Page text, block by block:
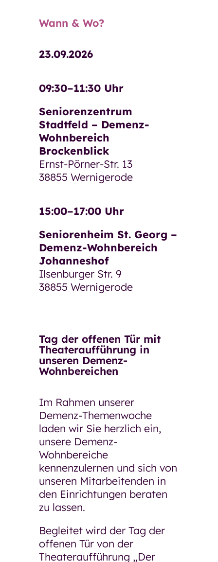
Kontaktformular
Über die GSW
Aufsichtsrat
Unsere Pläne für morgen
Ausschreibungen und
Bekanntmachungen
Arbeiten bei der GSW
Stellenangebote
Bewerbung
Ausbildung und Umschulung
Wann & Wo?
23.09.2026
09:30–11:30 Uhr
Seniorenzentrum
Stadtfeld – Demenz-
Wohnbereich
Brockenblick
Ernst-Pörner-Str. 13
38855 Wernigerode
15:00–17:00 Uhr
Seniorenheim St. Georg –
Demenz-Wohnbereich
Johanneshof
Ilsenburger Str. 9
38855 Wernigerode
Tag der offenen Tür mit
Theateraufführung in
unseren Demenz-
Wohnbereichen
Im Rahmen unserer
Demenz-Themenwoche
laden wir Sie herzlich ein,
unsere Demenz-
Wohnbereiche
kennenzulernen und sich von
unseren Mitarbeitenden in
den Einrichtungen beraten
zu lassen.
Begleitet wird der Tag der
offenen Tür von der
Theateraufführung „Der